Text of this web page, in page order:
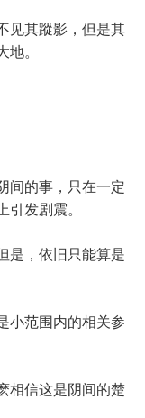
见其蹤影，但是其
地。
间的事，只在一定
发剧震。
是，依旧只能算是
小范围内的相关参
相信这是阴间的楚